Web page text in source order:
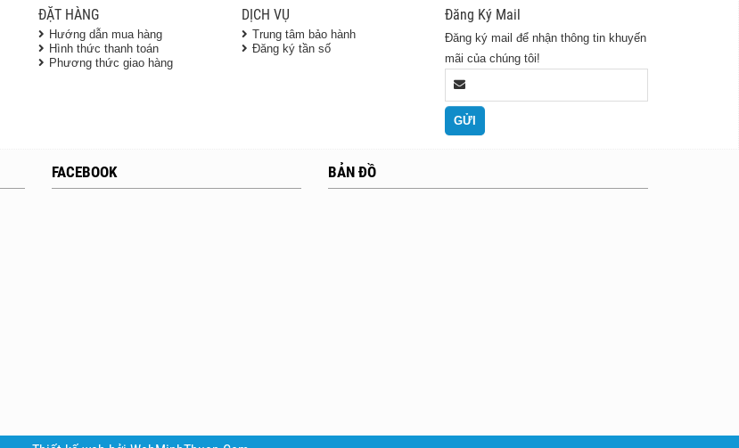
ĐẶT HÀNG
Hướng dẫn mua hàng
Hình thức thanh toán
Phương thức giao hàng
DỊCH VỤ
Trung tâm bảo hành
Đăng ký tần số
Đăng Ký Mail
Đăng ký mail để nhận thông tin khuyến
mãi của chúng tôi!
FACEBOOK BẢN ĐỒ